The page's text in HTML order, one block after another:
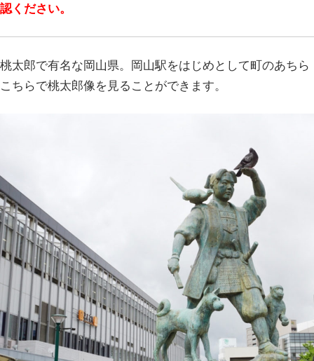
認ください。
桃太郎で有名な岡山県。岡山駅をはじめとして町のあちら
こちらで桃太郎像を見ることができます。